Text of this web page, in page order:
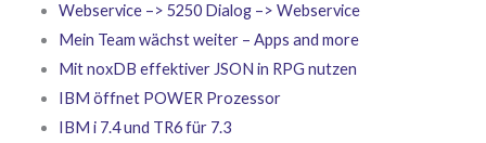
Webservice –> 5250 Dialog –> Webservice
Mein Team wächst weiter – Apps and more
Mit noxDB effektiver JSON in RPG nutzen
IBM öffnet POWER Prozessor
IBM i 7.4 und TR6 für 7.3